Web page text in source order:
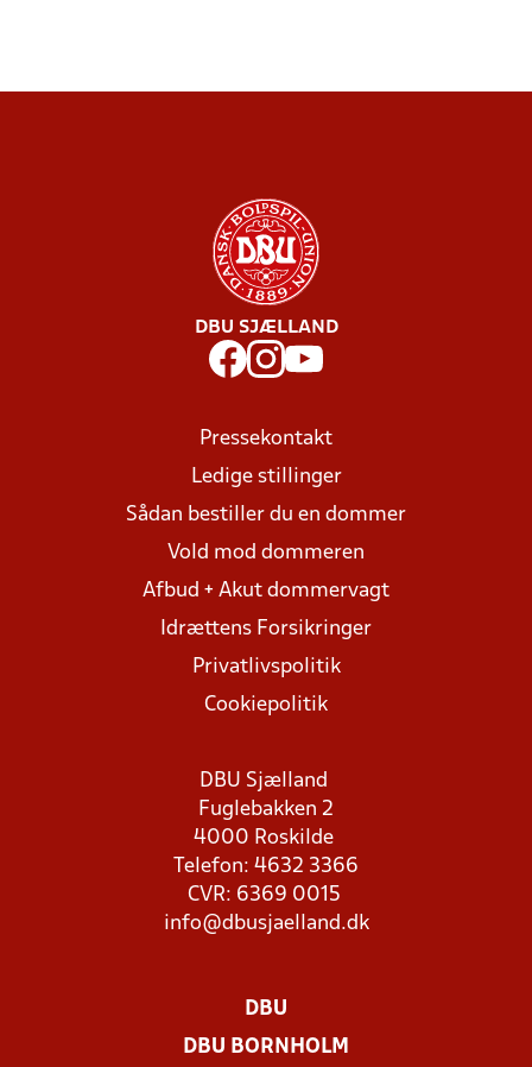
DBU SJÆLLAND
Pressekontakt
Ledige stillinger
Sådan bestiller du en dommer
Vold mod dommeren
Afbud + Akut dommervagt
Idrættens Forsikringer
Privatlivspolitik
Cookiepolitik
DBU Sjælland
Fuglebakken 2
4000 Roskilde
Telefon: 4632 3366
CVR: 6369 0015
info@dbusjaelland.dk
DBU
DBU BORNHOLM